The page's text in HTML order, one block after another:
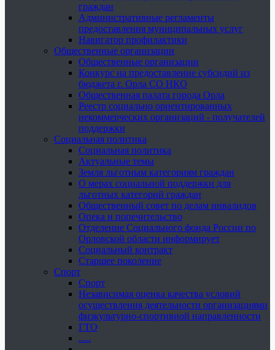
граждан
Административные регламенты
предоставления муниципальных услуг
Навигатор профилактики
Общественные организации
Общественные организации
Конкурс на предоставление субсидий из
бюджета г. Орла СО НКО
Общественная палата города Орла
Реестр социально ориентированных
некоммерческих организаций - получателей
поддержки
Социальная политика
Социальная политика
Актуальные темы
Земля льготным категориям граждан
О мерах социальной поддержки для
льготных категорий граждан
Общественный совет по делам инвалидов
Опека и попечительство
Отделение Социального фонда России по
Орловской области информирует
Социальный контракт
Старшее поколение
Спорт
Спорт
Независимая оценка качества условий
осуществления деятельности организациями
физкультурно-спортивной направленности
ГТО
.....